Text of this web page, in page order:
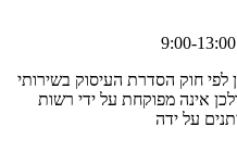
לפי חוק הסדרת העיסוק בשירותי
תשלום וייזום תשלום, התשפ"ג 2023 ולכן אינה מפוקחת על ידי רשות
על ידה